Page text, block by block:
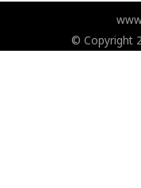
© Copyright